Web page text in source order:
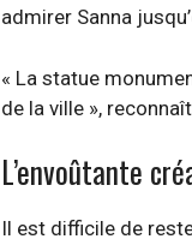
admirer Sanna
« La statue
de la ville »,
L’envoûtante
Il est difficile de